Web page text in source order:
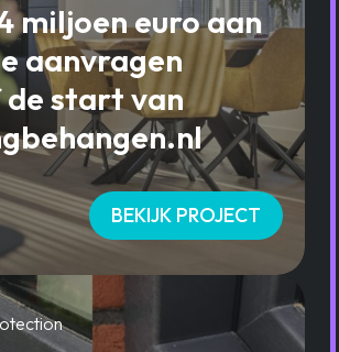
miljoen euro aan
aanvragen
start van
BEKIJK PROJECT